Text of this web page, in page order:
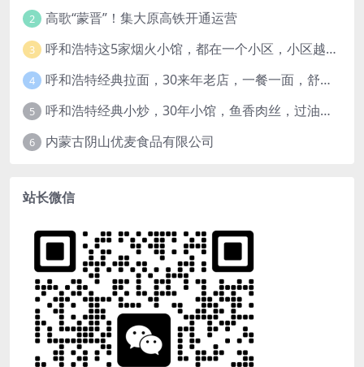
2 高歌“蒙晋”！集大原高铁开通运营
3 呼和浩特这5家烟火小馆，都在一个小区，小区越老，小店“越破”，越有味道
4 呼和浩特经典拉面，30来年老店，一餐一面，舒服！
5 呼和浩特经典小炒，30年小馆，鱼香肉丝，过油肉土豆片，干炸里脊，全了！
6 内蒙古阴山优麦食品有限公司
站长微信